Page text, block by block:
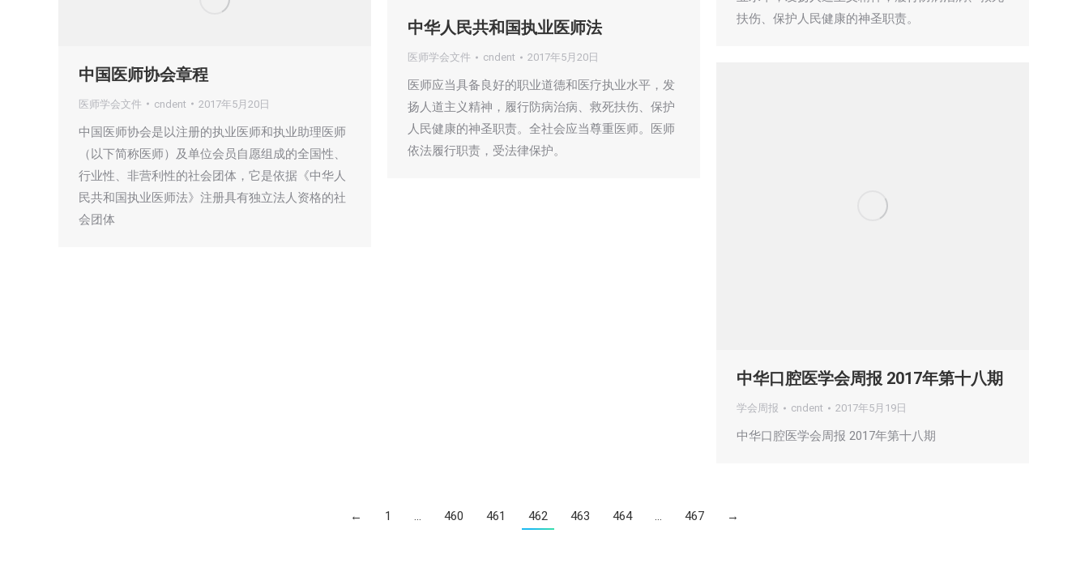
扶伤、保护人民健康的神圣职责。
中华人民共和国执业医师法
医师学会文件 cndent 2017年5月20日
医师应当具备良好的职业道德和医疗执业水平，发
扬人道主义精神，履行防病治病、救死扶伤、保护
人民健康的神圣职责。全社会应当尊重医师。医师
依法履行职责，受法律保护。
中国医师协会章程
医师学会文件 cndent 2017年5月20日
中国医师协会是以注册的执业医师和执业助理医师
（以下简称医师）及单位会员自愿组成的全国性、
行业性、非营利性的社会团体，它是依据《中华人
民共和国执业医师法》注册具有独立法人资格的社
会团体
中华口腔医学会周报 2017年第十八期
学会周报 cndent 2017年5月19日
中华口腔医学会周报 2017年第十八期
← 1 … 460 461 462 463 464 … 467 →